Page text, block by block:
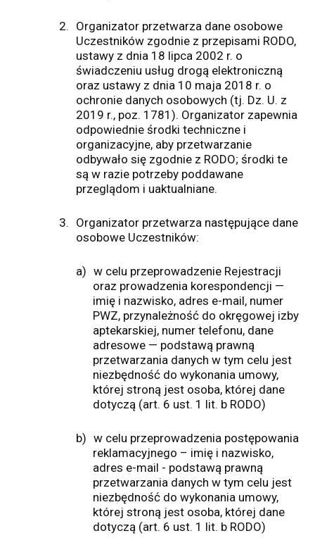
2. Organizator przetwarza dane osobowe
Uczestników zgodnie z przepisami RODO,
ustawy z dnia 18 lipca 2002 r. o
świadczeniu usług drogą elektroniczną
oraz ustawy z dnia 10 maja 2018 r. o
ochronie danych osobowych (tj. Dz. U. z
2019 r., poz. 1781). Organizator zapewnia
odpowiednie środki techniczne i
organizacyjne, aby przetwarzanie
odbywało się zgodnie z RODO; środki te
są w razie potrzeby poddawane
przeglądom i uaktualniane.
3. Organizator przetwarza następujące dane
osobowe Uczestników:
a) w celu przeprowadzenie Rejestracji
oraz prowadzenia korespondencji —
imię i nazwisko, adres e-mail, numer
PWZ, przynależność do okręgowej izby
aptekarskiej, numer telefonu, dane
adresowe — podstawą prawną
przetwarzania danych w tym celu jest
niezbędność do wykonania umowy,
której stroną jest osoba, której dane
dotyczą (art. 6 ust. 1 lit. b RODO)
b) w celu przeprowadzenia postępowania
reklamacyjnego – imię i nazwisko,
adres e-mail - podstawą prawną
przetwarzania danych w tym celu jest
niezbędność do wykonania umowy,
której stroną jest osoba, której dane
dotyczą (art. 6 ust. 1 lit. b RODO)